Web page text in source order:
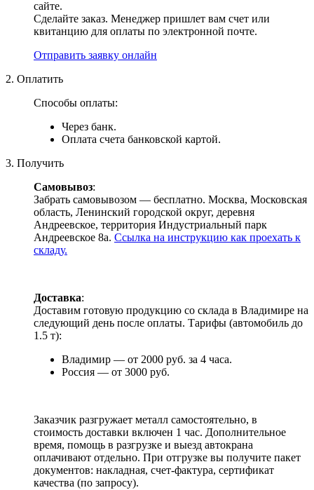
сайте.
Сделайте заказ. Менеджер пришлет вам счет или
квитанцию для оплаты по электронной почте.
Отправить заявку онлайн
2. Оплатить
Способы оплаты:
Через банк.
Оплата счета банковской картой.
3. Получить
Самовывоз:
Забрать самовывозом — бесплатно. Москва, Московская
область, Ленинский городской округ, деревня
Андреевское, территория Индустриальный парк
Андреевское 8а. Ссылка на инструкцию как проехать к
складу.
Доставка:
Доставим готовую продукцию со склада в Владимире на
следующий день после оплаты. Тарифы (автомобиль до
1.5 т):
Владимир — от 2000 руб. за 4 часа.
Россия — от 3000 руб.
Заказчик разгружает металл самостоятельно, в
стоимость доставки включен 1 час. Дополнительное
время, помощь в разгрузке и выезд автокрана
оплачивают отдельно. При отгрузке вы получите пакет
документов: накладная, счет-фактура, сертификат
качества (по запросу).